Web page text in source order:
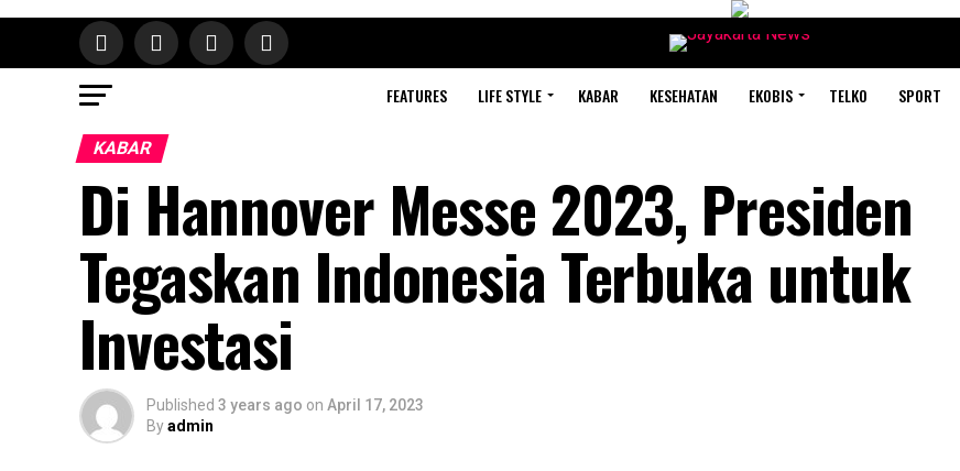
FEATURES LIFE STYLE KABAR KESEHATAN EKOBIS TELKO SPORT
KABAR
Di Hannover Messe 2023, Presiden
Tegaskan Indonesia Terbuka untuk
Investasi
Published 3 years ago on April 17, 2023
Byadmin